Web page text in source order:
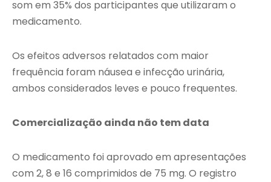
som em 35% dos participantes que utilizaram o
medicamento.
Os efeitos adversos relatados com maior
frequência foram náusea e infecção urinária,
ambos considerados leves e pouco frequentes.
Comercialização ainda não tem data
O medicamento foi aprovado em apresentações
com 2, 8 e 16 comprimidos de 75 mg. O registro